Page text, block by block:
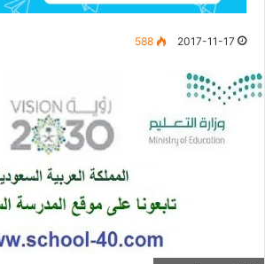
2017-11-17
588